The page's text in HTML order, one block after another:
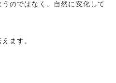
のではなく、自然に変化して
ます。